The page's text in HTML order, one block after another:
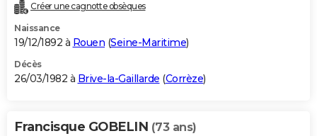
Créer une cagnotte obsèques
Naissance
19/12/1892 à Rouen (Seine-Maritime)
Décès
26/03/1982 à Brive-la-Gaillarde (Corrèze)
Francisque GOBELIN (73 ans)